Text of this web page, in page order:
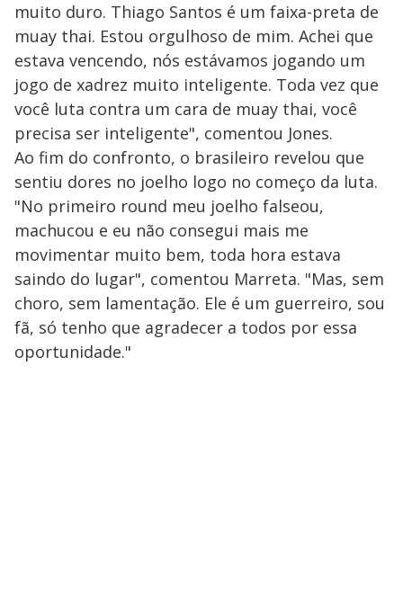
muito duro. Thiago Santos é um faixa-preta de
muay thai. Estou orgulhoso de mim. Achei que
estava vencendo, nós estávamos jogando um
jogo de xadrez muito inteligente. Toda vez que
você luta contra um cara de muay thai, você
precisa ser inteligente", comentou Jones.
Ao fim do confronto, o brasileiro revelou que
sentiu dores no joelho logo no começo da luta.
"No primeiro round meu joelho falseou,
machucou e eu não consegui mais me
movimentar muito bem, toda hora estava
saindo do lugar", comentou Marreta. "Mas, sem
choro, sem lamentação. Ele é um guerreiro, sou
fã, só tenho que agradecer a todos por essa
oportunidade."